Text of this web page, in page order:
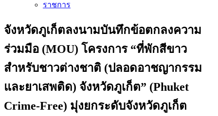
ราชการ
จังหวัดภูเก็ตลงนามบันทึกข้อตกลงความ
ร่วมมือ (MOU) โครงการ “ที่พักสีขาว
สำหรับชาวต่างชาติ (ปลอดอาชญากรรม
และยาเสพติด) จังหวัดภูเก็ต” (Phuket
Crime-Free) มุ่งยกระดับจังหวัดภูเก็ต